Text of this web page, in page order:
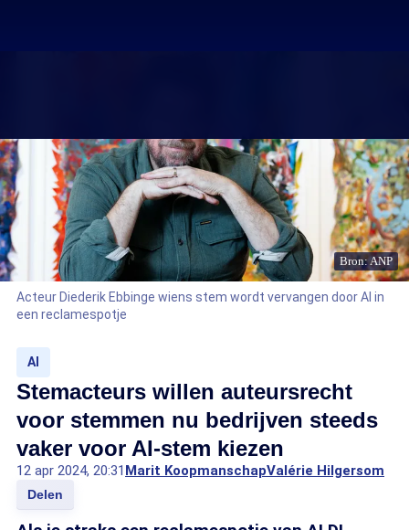
Bron: ANP
Acteur Diederik Ebbinge wiens stem wordt vervangen door AI in
een reclamespotje
AI
Stemacteurs willen auteursrecht
voor stemmen nu bedrijven steeds
vaker voor AI-stem kiezen
12 apr 2024, 20:31 Marit KoopmanschapValérie Hilgersom
Delen